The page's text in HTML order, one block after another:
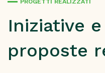
PROGETTI REALIZZATI
Iniziative e
proposte